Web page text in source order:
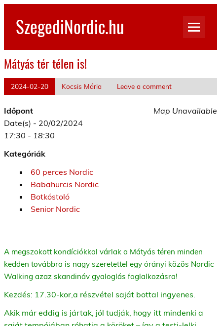
Skip
contentSzegediNordic.hu
Mátyás tér télen is!
2024-02-20 Kocsis Mária Leave a comment
Map Unavailable
Időpont
Date(s) - 20/02/2024
17:30 - 18:30
Kategóriák
60 perces Nordic
Babahurcis Nordic
Botkóstoló
Senior Nordic
A megszokott kondíciókkal várlak a Mátyás téren minden
kedden továbbra is nagy szeretettel egy órányi közös Nordic
Walking azaz skandináv gyaloglás foglalkozásra!
Kezdés: 17.30-kor,a részvétel saját bottal ingyenes.
Akik már eddig is jártak, jól tudják, hogy itt mindenki a